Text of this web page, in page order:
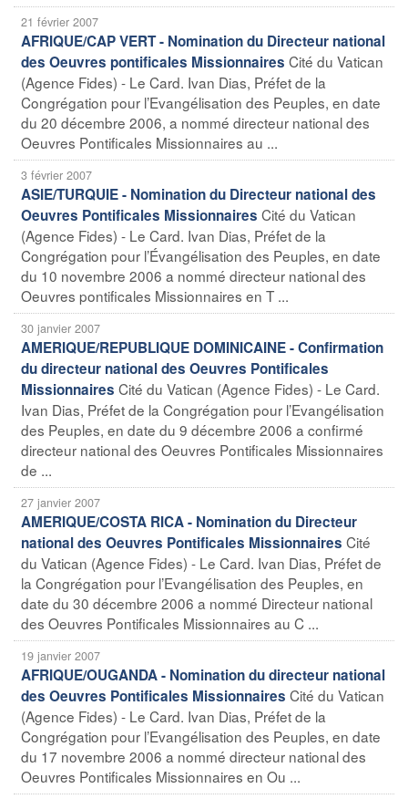
21 février 2007
AFRIQUE/CAP VERT - Nomination du Directeur national
des Oeuvres pontificales Missionnaires Cité du Vatican
(Agence Fides) - Le Card. Ivan Dias, Préfet de la
Congrégation pour l’Evangélisation des Peuples, en date
du 20 décembre 2006, a nommé directeur national des
Oeuvres Pontificales Missionnaires au ...
3 février 2007
ASIE/TURQUIE - Nomination du Directeur national des
Oeuvres Pontificales Missionnaires Cité du Vatican
(Agence Fides) - Le Card. Ivan Dias, Préfet de la
Congrégation pour l’Évangélisation des Peuples, en date
du 10 novembre 2006 a nommé directeur national des
Oeuvres pontificales Missionnaires en T ...
30 janvier 2007
AMERIQUE/REPUBLIQUE DOMINICAINE - Confirmation
du directeur national des Oeuvres Pontificales
Missionnaires Cité du Vatican (Agence Fides) - Le Card.
Ivan Dias, Préfet de la Congrégation pour l’Evangélisation
des Peuples, en date du 9 décembre 2006 a confirmé
directeur national des Oeuvres Pontificales Missionnaires
de ...
27 janvier 2007
AMERIQUE/COSTA RICA - Nomination du Directeur
national des Oeuvres Pontificales Missionnaires Cité
du Vatican (Agence Fides) - Le Card. Ivan Dias, Préfet de
la Congrégation pour l’Evangélisation des Peuples, en
date du 30 décembre 2006 a nommé Directeur national
des Oeuvres Pontificales Missionnaires au C ...
19 janvier 2007
AFRIQUE/OUGANDA - Nomination du directeur national
des Oeuvres Pontificales Missionnaires Cité du Vatican
(Agence Fides) - Le Card. Ivan Dias, Préfet de la
Congrégation pour l’Evangélisation des Peuples, en date
du 17 novembre 2006 a nommé directeur national des
Oeuvres Pontificales Missionnaires en Ou ...